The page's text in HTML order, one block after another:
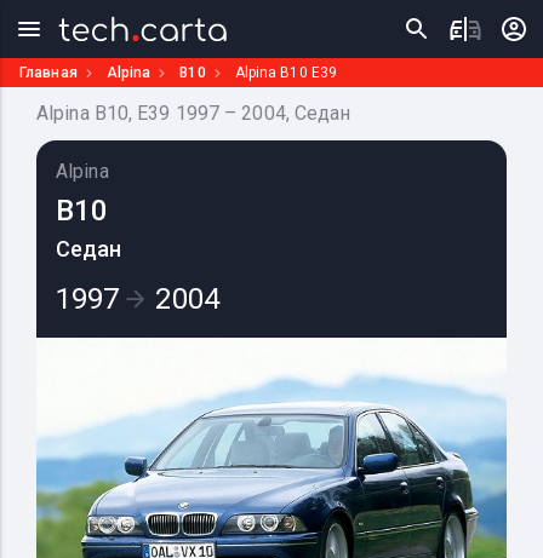
Главная Alpina B10 Alpina B10 E39
Alpina B10, E39 1997 – 2004, Седан
Alpina
B10
Седан
1997 2004